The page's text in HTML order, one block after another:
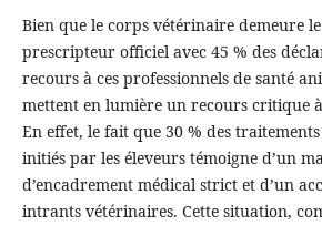
Bien que le corps vétérinaire demeure
prescripteur officiel avec 45 % des
recours à ces professionnels de santé
mettent en lumière un recours critique
En effet, le fait que 30 % des
initiés par les éleveurs témoigne d’un
d’encadrement médical strict et d’un
intrants vétérinaires. Cette situation,